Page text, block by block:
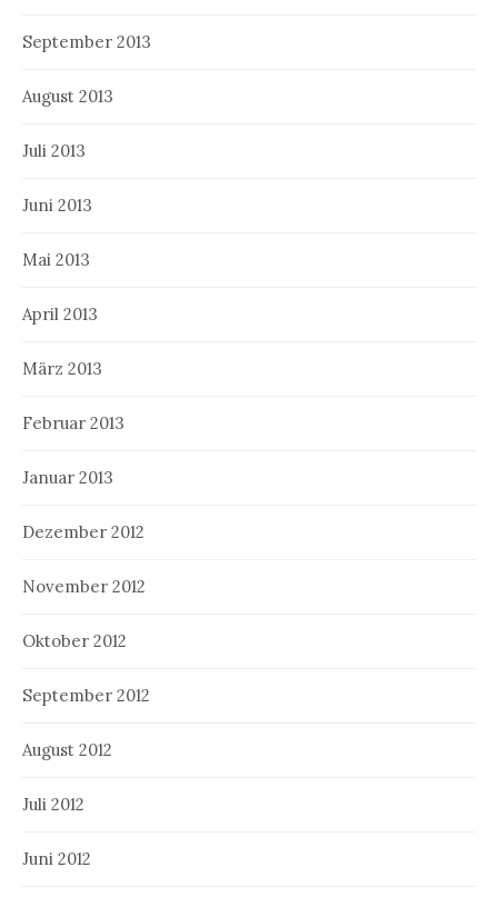
September 2013
August 2013
Juli 2013
Juni 2013
Mai 2013
April 2013
März 2013
Februar 2013
Januar 2013
Dezember 2012
November 2012
Oktober 2012
September 2012
August 2012
Juli 2012
Juni 2012